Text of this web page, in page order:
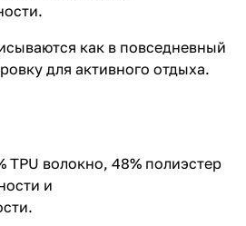
как в повседневный
для активного отдыха.
TPU волокно, 48% полиэстер
и